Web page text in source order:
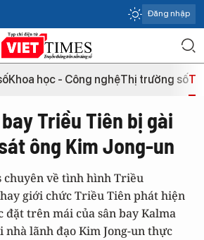
Đăng nhập
Khoa học - Công nghệThị trường số
Triều Tiên bị gài
ông Kim Jong-un
chuyên về tình hình Triều
giới chức Triều Tiên phát hiện
đặt trên mái của sân bay Kalma
lãnh đạo Kim Jong-un thực